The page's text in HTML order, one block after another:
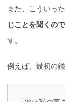
また、こういっ
じことを聞くの
す。
例えば、最初の